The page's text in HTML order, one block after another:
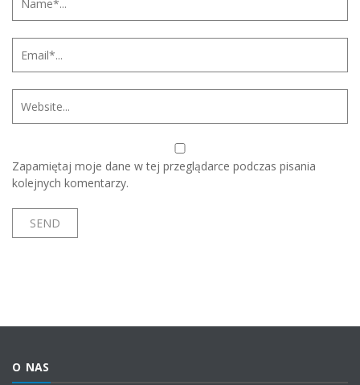
Zapamiętaj moje dane w tej przeglądarce podczas pisania
kolejnych komentarzy.
O NAS